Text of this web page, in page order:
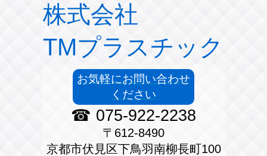
株式会社
TMプラスチック
お気軽にお問い合わせ
ください
☎ 075-922-2238
〒612-8490
京都市伏見区下鳥羽南柳長町100